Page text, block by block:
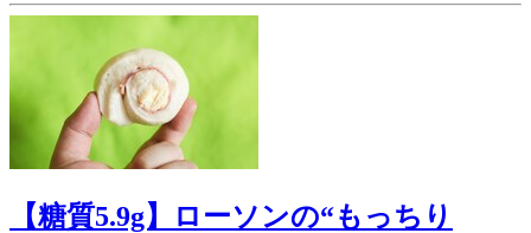
【糖質5.9g】ローソンの“もっちり